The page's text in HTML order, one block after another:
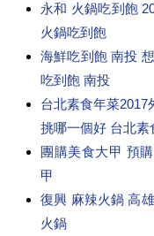
永和 火鍋吃到飽
火鍋吃到飽
海鮮吃到飽 南投
吃到飽 南投
台北素食年菜
挑哪一個好 台北素
團購美食大甲 預
甲
復興 麻辣火鍋 高
火鍋